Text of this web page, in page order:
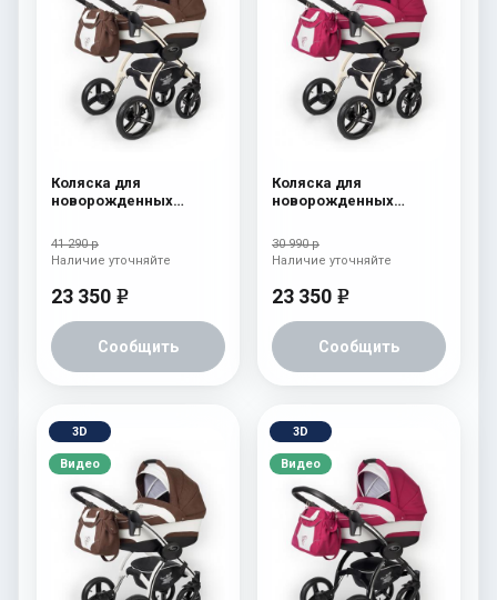
Коляска для
новорожденных
Beige) Chek
41 290 р
23 350 e
Сообщить
Наличие уточняйте
Коляска для
новорожденных
Beige) Borduex
30 990 р
23 350 e
Сообщить
Наличие уточняйте
3D
Видео
3D
Видео